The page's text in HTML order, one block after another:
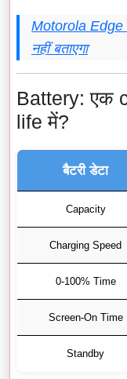
Motorola Edge
नहीं बताएगा
Battery: एक
life में?
बैटरी डेटा
Capacity
Charging Speed
0-100% Time
Screen-On Time
Standby